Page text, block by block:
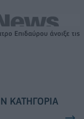
Επιδαύρου άνοιξε τις
ΚΑΤΗΓΟΡΊΑ